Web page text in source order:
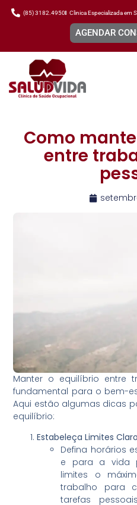
(85) 3182.4950 Clinica Especializada em
AGENDAR
Como
entre
Manter o equilíbrio entre
fundamental para o bem-
Aqui estão algumas dicas
equilíbrio:
Estabeleça Limites
Defina horários
e para a vida
limites o
trabalho para
tarefas